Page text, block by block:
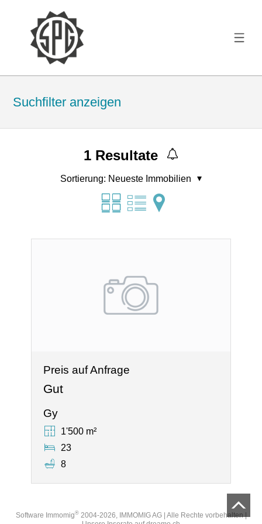
Suchfilter anzeigen
1Resultate
Sortierung: Neueste Immobilien
Preis auf Anfrage
Gut
Gy
1'500 m²
23
8
Software Immomig®2004-2026, IMMOMIG AG | Alle Rechte vorbehalten |